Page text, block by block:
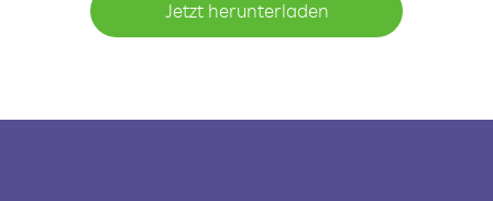
Jetzt herunterladen